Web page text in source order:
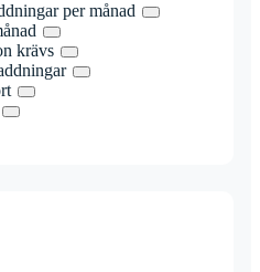
per månad
krävs